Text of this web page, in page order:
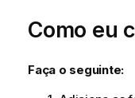
Como eu
Faça o seguinte: